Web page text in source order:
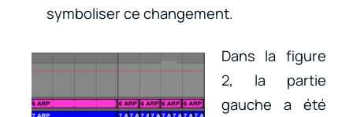
symboliser ce changement.
Dans la figure
2, la partie
gauche a été